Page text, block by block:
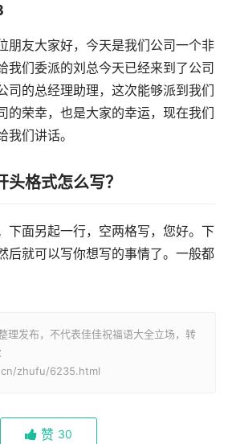
朋友大家好，今天是我们公司一个非
我们委派的刘总今天已经来到了公司
司的总经理助理，这次能够派到我们
的荣幸，也是大家的幸运，现在我们
们讲话。
格式怎么写？
下面另起一行，空两格写，您好。下
后就可以写你想写的事情了。一般都
理发布，不代表佳佳祝福语大全立场，转
zhufu/6235.html
赞 30